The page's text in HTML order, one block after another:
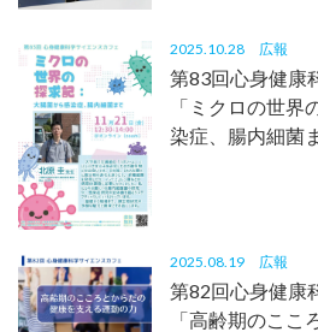
2025.10.28 広報
第83回心身健康
「ミクロの世界
染症、腸内細菌
2025.08.19 広報
第82回心身健康
「高齢期のここ